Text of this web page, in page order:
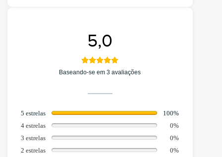
5,0
Baseando-se em 3 avaliações
5 estrelas
100%
4 estrelas
0%
3 estrelas
0%
2 estrelas
0%